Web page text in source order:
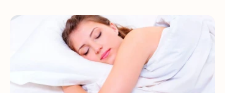
4 полезных продукта, которые помогут женщинам